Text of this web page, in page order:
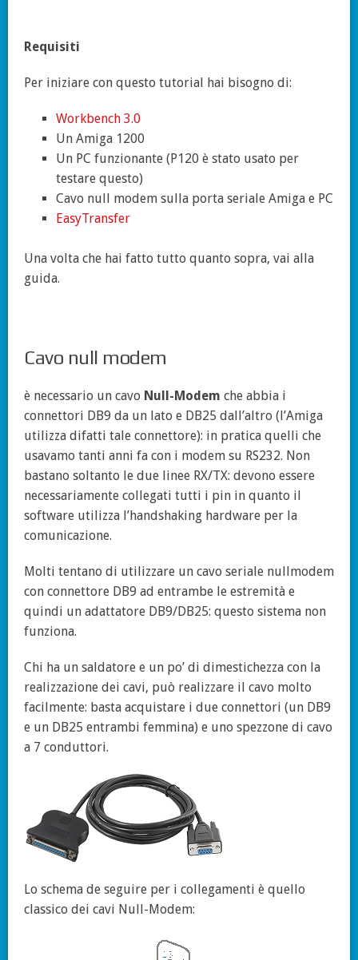
Requisiti
Per iniziare con questo tutorial hai bisogno di:
Workbench 3.0
Un Amiga 1200
Un PC funzionante (P120 è stato usato per
testare questo)
Cavo null modem sulla porta seriale Amiga e PC
EasyTransfer
Una volta che hai fatto tutto quanto sopra, vai alla
guida.
Cavo null modem
è necessario un cavo Null-Modem che abbia i
connettori DB9 da un lato e DB25 dall’altro (l’Amiga
utilizza difatti tale connettore): in pratica quelli che
usavamo tanti anni fa con i modem su RS232. Non
bastano soltanto le due linee RX/TX: devono essere
necessariamente collegati tutti i pin in quanto il
software utilizza l’handshaking hardware per la
comunicazione.
Molti tentano di utilizzare un cavo seriale nullmodem
con connettore DB9 ad entrambe le estremità e
quindi un adattatore DB9/DB25: questo sistema non
funziona.
Chi ha un saldatore e un po’ di dimestichezza con la
realizzazione dei cavi, può realizzare il cavo molto
facilmente: basta acquistare i due connettori (un DB9
e un DB25 entrambi femmina) e uno spezzone di cavo
a 7 conduttori.
Lo schema de seguire per i collegamenti è quello
classico dei cavi Null-Modem: